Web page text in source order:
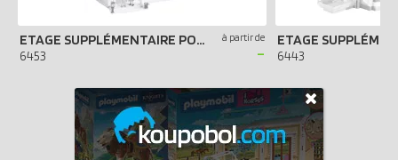
ETAGE SUPPLÉMENTAIRE POUR MAISON TRADITIONNELLE
6453
à partir de
- 6443